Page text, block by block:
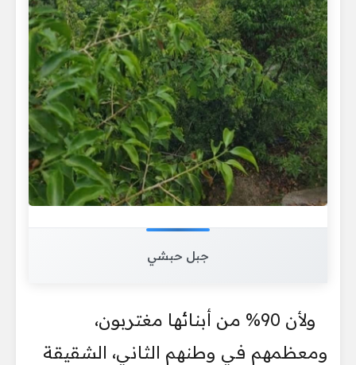
جبل حبشي
ولأن 90% من أبنائها مغتربون،
ومعظمهم في وطنهم الثاني، الشقيقة